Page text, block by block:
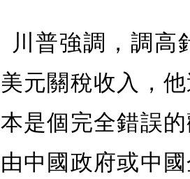
川普強調，調高
美元關稅收入，
本是個完全錯誤
由中國政府或中